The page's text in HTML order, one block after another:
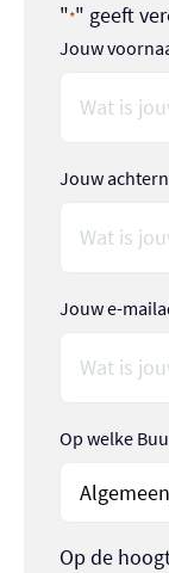
"*" geeft
Jouw
Jouw
Jouw e-
Op welke
Op de